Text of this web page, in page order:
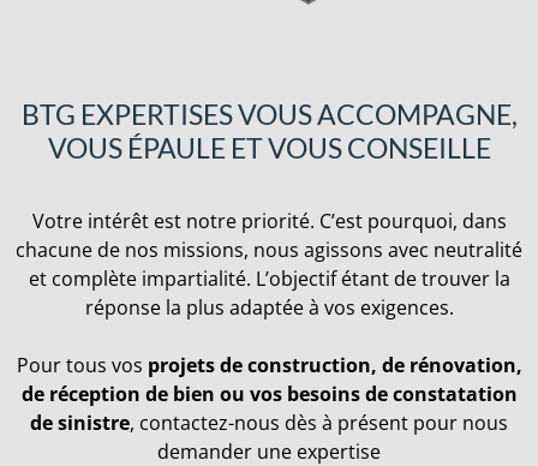
BTG EXPERTISES VOUS ACCOMPAGNE,
VOUS ÉPAULE ET VOUS CONSEILLE
Votre intérêt est notre priorité. C’est pourquoi, dans
chacune de nos missions, nous agissons avec neutralité
et complète impartialité. L’objectif étant de trouver la
réponse la plus adaptée à vos exigences.
Pour tous vos projets de construction, de rénovation,
de réception de bien ou vos besoins de constatation
de sinistre, contactez-nous dès à présent pour nous
demander une expertise